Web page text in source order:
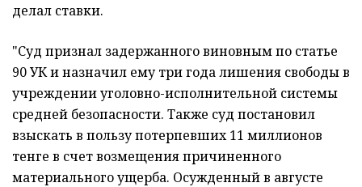
делал ставки.
"Суд признал задержанного виновным по статье
90 УК и назначил ему три года лишения свободы в
учреждении уголовно-исполнительной системы
средней безопасности. Также суд постановил
взыскать в пользу потерпевших 11 миллионов
тенге в счет возмещения причиненного
материального ущерба. Осужденный в августе